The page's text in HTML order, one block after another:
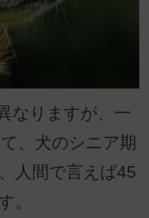
なりますが、一
、犬のシニア期
人間で言えば45
。